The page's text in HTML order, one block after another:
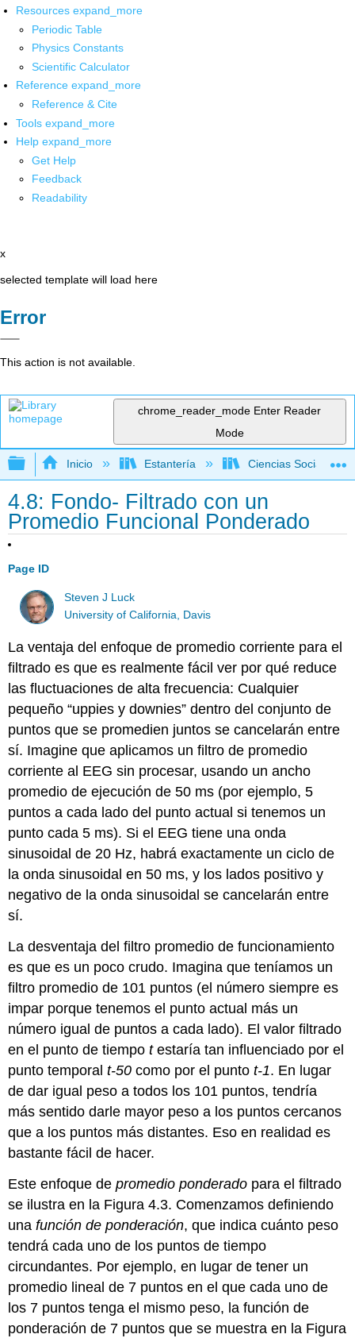
Resources expand_more
Periodic Table
Physics Constants
Scientific Calculator
Reference expand_more
Reference & Cite
Tools expand_more
Help expand_more
Get Help
Feedback
Readability
x
selected template will load here
Error
This action is not available.
chrome_reader_mode Enter Reader
Mode
Expandir/contraer jerarquía global
Inicio Estantería Ciencias Sociales
4.8: Fondo- Filtrado con un
Promedio Funcional Ponderado
Page ID
Steven J Luck
University of California, Davis
La ventaja del enfoque de promedio corriente para el
filtrado es que es realmente fácil ver por qué reduce
las fluctuaciones de alta frecuencia: Cualquier
pequeño “uppies y downies” dentro del conjunto de
puntos que se promedien juntos se cancelarán entre
sí. Imagine que aplicamos un filtro de promedio
corriente al EEG sin procesar, usando un ancho
promedio de ejecución de 50 ms (por ejemplo, 5
puntos a cada lado del punto actual si tenemos un
punto cada 5 ms). Si el EEG tiene una onda
sinusoidal de 20 Hz, habrá exactamente un ciclo de
la onda sinusoidal en 50 ms, y los lados positivo y
negativo de la onda sinusoidal se cancelarán entre
sí.
La desventaja del filtro promedio de funcionamiento
es que es un poco crudo. Imagina que teníamos un
filtro promedio de 101 puntos (el número siempre es
impar porque tenemos el punto actual más un
número igual de puntos a cada lado). El valor filtrado
en el punto de tiempotestaría tan influenciado por el
punto temporalt-50 como por el puntot-1. En lugar
de dar igual peso a todos los 101 puntos, tendría
más sentido darle mayor peso a los puntos cercanos
que a los puntos más distantes. Eso en realidad es
bastante fácil de hacer.
Este enfoque depromedio ponderado para el filtrado
se ilustra en la Figura 4.3. Comenzamos definiendo
unafunción de ponderación, que indica cuánto peso
tendrá cada uno de los puntos de tiempo
circundantes. Por ejemplo, en lugar de tener un
promedio lineal de 7 puntos en el que cada uno de
los 7 puntos tenga el mismo peso, la función de
ponderación de 7 puntos que se muestra en la Figura